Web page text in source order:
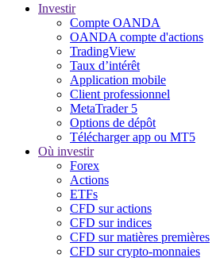
Investir
Compte OANDA
OANDA compte d'actions
TradingView
Taux d’intérêt
Application mobile
Client professionnel
MetaTrader 5
Options de dépôt
Télécharger app ou MT5
Où investir
Forex
Actions
ETFs
CFD sur actions
CFD sur indices
CFD sur matières premières
CFD sur crypto-monnaies